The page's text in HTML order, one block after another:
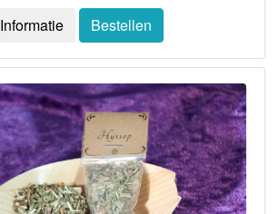
Informatie Bestellen